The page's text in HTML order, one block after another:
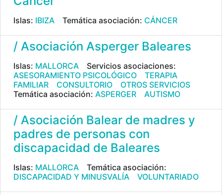
Islas: IBIZA Temática asociación: CÁNCER
/ Asociación Asperger Baleares
Islas: MALLORCA
Servicios asociaciones:
ASESORAMIENTO PSICOLÓGICO
TERAPIA
FAMILIAR
CONSULTORIO
OTROS SERVICIOS
Temática asociación: ASPERGER AUTISMO
/ Asociación Balear de madres y
padres de personas con
discapacidad de Baleares
Islas: MALLORCA
Temática asociación:
DISCAPACIDAD Y MINUSVALÍA
VOLUNTARIADO